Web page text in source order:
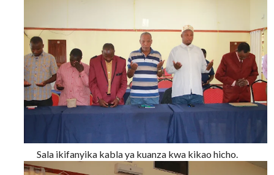
Sala ikifanyika kabla ya kuanza kwa kikao hicho.